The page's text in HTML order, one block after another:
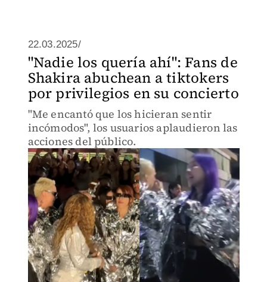
22.03.2025/
"Nadie los quería ahí": Fans de
Shakira abuchean a tiktokers
por privilegios en su concierto
"Me encantó que los hicieran sentir
incómodos", los usuarios aplaudieron las
acciones del público.